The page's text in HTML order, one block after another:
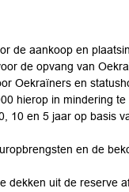
de aankoop en
de opvang van
Oekraïners en
hierop in mindering te
10 en 5 jaar op basis
en de
dekken uit de reserve